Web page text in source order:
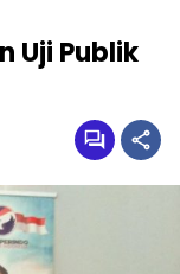
Uji Publik